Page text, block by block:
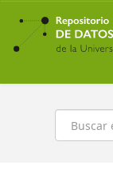
Ir
contenido
principal
Buscar